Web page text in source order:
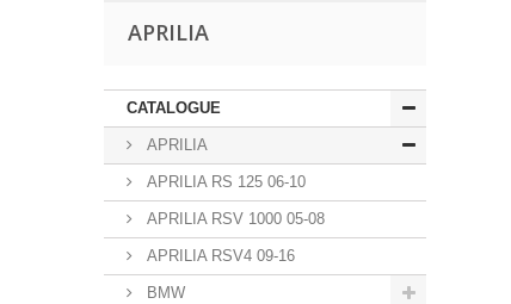
APRILIA
CATALOGUE
APRILIA
APRILIA RS 125 06-10
APRILIA RSV 1000 05-08
APRILIA RSV4 09-16
BMW